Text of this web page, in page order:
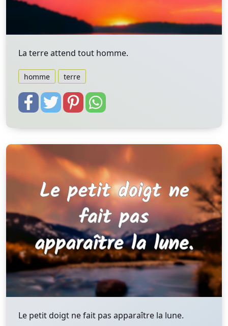
La terre attend tout homme.
homme terre
Le petit doigt ne fait pas apparaître la lune.